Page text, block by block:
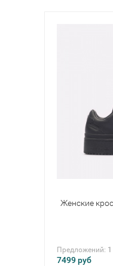
Женские
Предложений: 1
7499руб